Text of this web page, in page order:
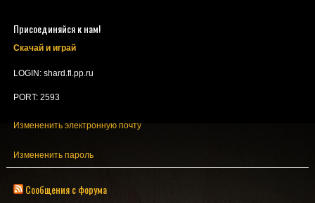
Присоединяйся к нам!
Скачай и играй
LOGIN: shard.fl.pp.ru
PORT: 2593
Измененить электронную почту
Измененить пароль
Сообщения с форума